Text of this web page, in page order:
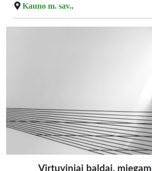
Kauno m. sav.,
Virtuviniai baldai,